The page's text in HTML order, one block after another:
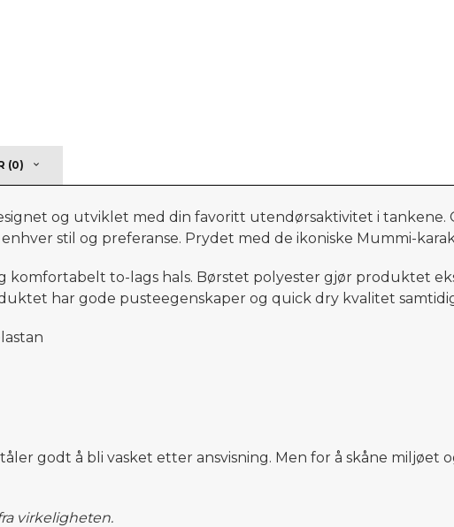
(0)
og utviklet med din favoritt utendørsaktivitet i
stil og preferanse. Prydet med de ikoniske Mummi-
komfortabelt to-lags hals. Børstet polyester gjør produktet
har gode pusteegenskaper og quick dry kvalitet
godt å bli vasket etter ansvisning. Men for å skåne miljøet
virkeligheten.